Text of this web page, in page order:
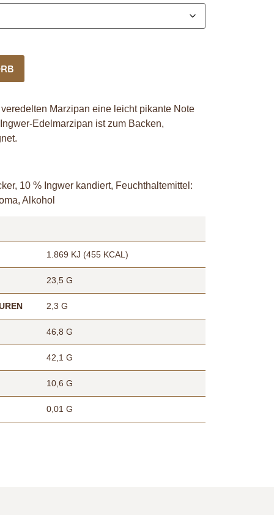
Marzipan eine leicht pikante Note
Edelmarzipan ist zum Backen,
10 % Ingwer kandiert, Feuchthaltemittel:
Alkohol
1.869 KJ (455 KCAL)
23,5 G
2,3 G
46,8 G
42,1 G
10,6 G
0,01 G